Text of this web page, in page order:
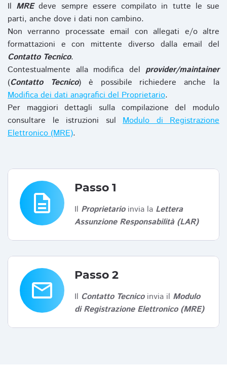
Il MREdeve sempre essere compilato in tutte le sue
parti, anche dove i dati non cambino.
Non verranno processate email con allegati e/o altre
formattazioni e con mittente diverso dalla email del
Contatto Tecnico.
Contestualmente alla modifica del provider/maintainer
(Contatto Tecnico) è possibile richiedere anche la
Modifica dei dati anagrafici del Proprietario.
Per maggiori dettagli sulla compilazione del modulo
consultare le istruzioni sul Modulo di Registrazione
Elettronico (MRE).
description
Passo 1
Il Proprietarioinvia la Lettera
Assunzione Responsabilità (LAR)
email
Passo 2
Il Contatto Tecnicoinvia il Modulo
di Registrazione Elettronico (MRE)